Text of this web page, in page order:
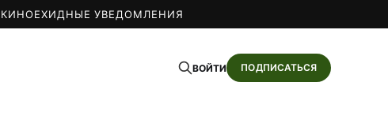
КИНОЕХИДНЫЕ УВЕДОМЛЕНИЯ
ВОЙТИ ПОДПИСАТЬСЯ